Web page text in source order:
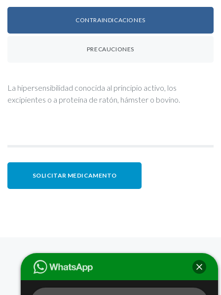
CONTRAINDICACIONES
PRECAUCIONES
La hipersensibilidad conocida al principio activo, los
excipientes o a proteína de ratón, hámster o bovino.
SOLICITAR MEDICAMENTO